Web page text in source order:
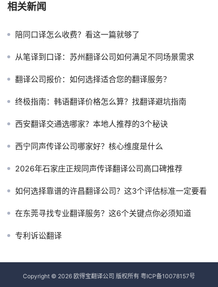
相关新闻
陪同口译怎么收费？看这一篇就够了
从笔译到口译：苏州翻译公司如何满足不同场景需求
翻译公司报价：如何选择适合您的翻译服务？
终极指南：韩语翻译价格怎么算？找翻译避坑指南
西安翻译交通选哪家？本地人推荐的3个秘诀
西宁同声传译公司哪家好？核心维度是什么
2026年石家庄正规同声传译翻译公司高口碑推荐
如何选择靠谱的许昌翻译公司？这3个评估标准一定要看
在东莞寻找专业翻译服务？这6个关键点你必须知道
专利诉讼翻译
Copyright © 2026 欧得宝翻译公司 版权所有 粤ICP备10078157号